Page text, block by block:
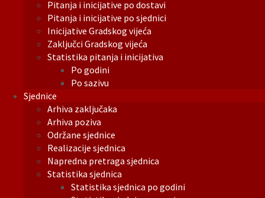
Pitanja i inicijative po dostavi
Pitanja i inicijative po sjednici
Inicijative Gradskog vijeća
Zaključci Gradskog vijeća
Statistika pitanja i inicijativa
Po godini
Po sazivu
Sjednice
Arhiva zaključaka
Arhiva poziva
Održane sjednice
Realizacije sjednica
Napredna pretraga sjednica
Statistika sjednica
Statistika sjednica po godini